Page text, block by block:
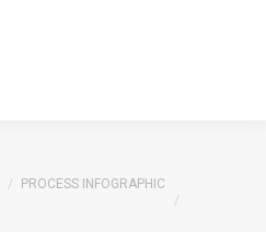
PROCESS INFOGRAPHIC